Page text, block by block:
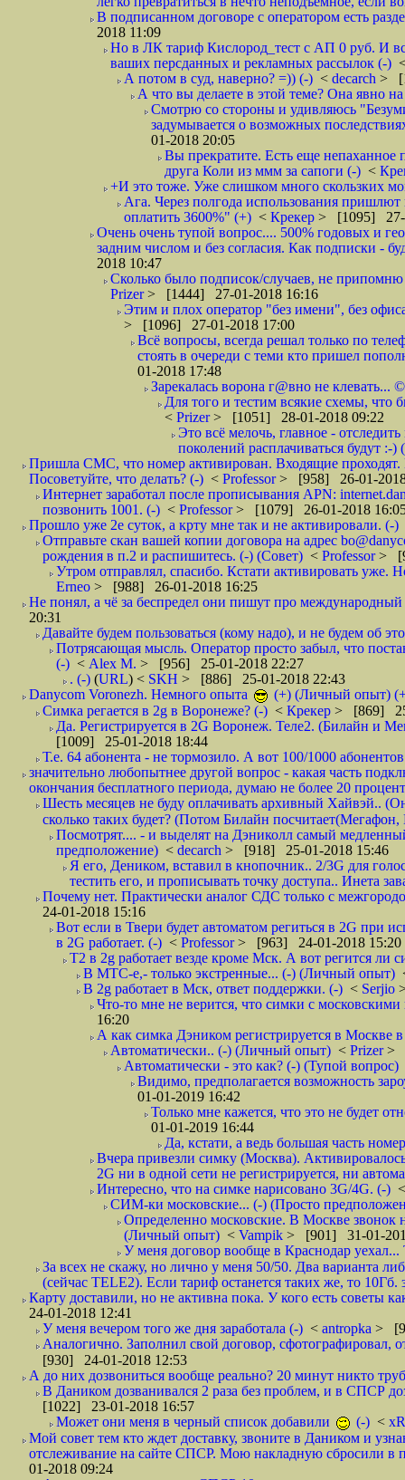
В подписанном договоре с оператором есть
2018 11:09
Но в ЛК тариф Кислород_тест с АП 0 руб. И
ваших персданных и рекламных рассылок (-)
А потом в суд, наверно? =)) (-) < decarch >
А что вы делаете в этой теме? Она явно
Смотрю со стороны и удивляюсь
задумывается о возможных
01-2018 20:05
Вы прекратите. Есть еще непаханное
друга Коли из ммм за сапоги (-) <
+И это тоже. Уже слишком много скользких
Ага. Через полгода использования
оплатить 3600%" (+) < Крекер > [1095] 27-
Очень очень тупой вопрос.... 500% годовых и
задним числом и без согласия. Как подписки -
2018 10:47
Сколько было подписок/случаев, не
Prizer> [1444] 27-01-2018 16:16
Этим и плох оператор "без имени", без
> [1096] 27-01-2018 17:00
Всё вопросы, всегда решал только по
стоять в очереди с теми кто пришел
01-2018 17:48
Зарекалась ворона г@вно не клевать...
Для того и тестим всякие схемы, что
< Prizer> [1051] 28-01-2018 09:22
Это всё мелочь, главное -
поколений расплачиваться будут :-)
Пришла СМС, что номер активирован. Входящие проходят.
Посоветуйте, что делать? (-) < Professor> [958] 26-01-
Интернет заработал после прописывания APN:
позвонить 1001. (-) < Professor> [1079] 26-01-2018
Прошло уже 2е суток, а крту мне так и не активировали. (-)
Отправьте скан вашей копии договора на адрес
рождения в п.2 и распишитесь. (-) (Совет) < Professor>
Утром отправлял, спасибо. Кстати активировать уже.
Erneo > [988] 26-01-2018 16:25
Не понял, а чё за беспредел они пишут про
20:31
Давайте будем пользоваться (кому надо), и не будем об
Потрясающая мысль. Оператор просто забыл, что
(-) < Alex M. > [956] 25-01-2018 22:27
. (-) (URL) < SKH > [886] 25-01-2018 22:43
Danycom Voronezh. Немного опыта
(+) (Личный опыт)
Симка регается в 2g в Воронеже? (-) < Крекер > [869]
Да. Регистрируется в 2G Воронеж. Теле2. (Билайн и
[1009] 25-01-2018 18:44
Т.е. 64 абонента - не тормозило. А вот 100/1000
значительно любопытнее другой вопрос - какая часть
окончания бесплатного периода, думаю не более 20
Шесть месяцев не буду оплачивать архивный Хайвэй..
сколько таких будет? (Потом Билайн
Посмотрят.... - и выделят на Дэниколл самый
предположение) < decarch > [918] 25-01-2018 15:46
Я его, Деником, вставил в кнопочник.. 2/3G для
тестить его, и прописывать точку доступа.. Инета
Почему нет. Практически аналог СДС только с
24-01-2018 15:16
Вот если в Твери будет автоматом региться в 2G при
в 2G работает. (-) < Professor> [963] 24-01-2018 15:20
T2 в 2g работает везде кроме Мск. А вот регится
В МТС-е,- только экстренные... (-) (Личный опыт)
В 2g работает в Мск, ответ поддержки. (-) < Serjio
Что-то мне не верится, что симки с
16:20
А как симка Дэником регистрируется в Москве
Автоматически.. (-) (Личный опыт) < Prizer>
Автоматически - это как? (-) (Тупой вопрос)
Видимо, предполагается возможность
01-01-2019 16:42
Только мне кажется, что это не будет
01-01-2019 16:44
Да, кстати, а ведь большая часть
Вчера привезли симку (Москва).
2G ни в одной сети не регистрируется, ни
Интересно, что на симке нарисовано 3G/4G. (-)
СИМ-ки московские... (-) (Просто
Определенно московские. В Москве звонок
(Личный опыт) < Vampik > [901] 31-01-
У меня договор вообще в Краснодар
За всех не скажу, но лично у меня 50/50. Два варианта
(сейчас TELE2). Если тариф останется таких же, то
Карту доставили, но не активна пока. У кого есть советы
24-01-2018 12:41
У меня вечером того же дня заработала (-) < antropka >
Аналогично. Заполнил свой договор,
[930] 24-01-2018 12:53
А до них дозвониться вообще реально? 20 минут никто
В Даником дозванивался 2 раза без проблем, и в СПСР
[1022] 23-01-2018 16:57
Может они меня в черный список добавили
(-) <
Мой совет тем кто ждет доставку, звоните в Даником и
отслеживание на сайте СПСР. Мою накладную сбросили
01-2018 09:24